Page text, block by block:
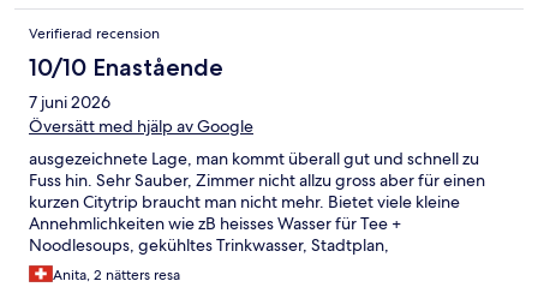
Verifierad recension
10/10 Enastående
7 juni 2026
Översätt med hjälp av Google
ausgezeichnete Lage, man kommt überall gut und schnell zu
Fuss hin. Sehr Sauber, Zimmer nicht allzu gross aber für einen
kurzen Citytrip braucht man nicht mehr. Bietet viele kleine
Annehmlichkeiten wie zB heisses Wasser für Tee +
Noodlesoups, gekühltes Trinkwasser, Stadtplan,
Aufenthaltsraum, nette Bar.
Anita, 2 nätters resa